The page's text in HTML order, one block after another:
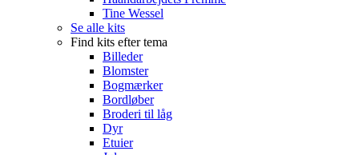
Tine Wessel
Se alle kits
Find kits efter tema
Billeder
Blomster
Bogmærker
Bordløber
Broderi til låg
Dyr
Etuier